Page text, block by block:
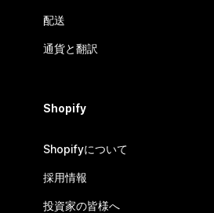
配送
通貨と翻訳
Shopify
Shopifyについて
採用情報
投資家の皆様へ